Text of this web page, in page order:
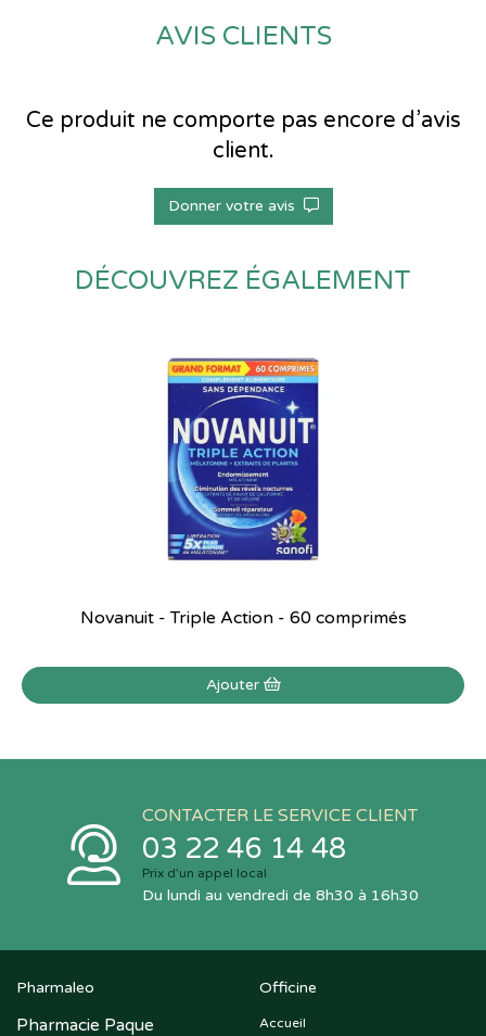
AVIS CLIENTS
Ce produit ne comporte pas encore d’avis
client.
Donner votre avis
DÉCOUVREZ ÉGALEMENT
Novanuit - Triple Action - 60 comprimés
Ajouter
CONTACTER LE SERVICE CLIENT
03 22 46 14 48
Prix d’un appel local
Du lundi au vendredi de 8h30 à 16h30
Pharmaleo
Pharmacie Paque
Officine
Accueil